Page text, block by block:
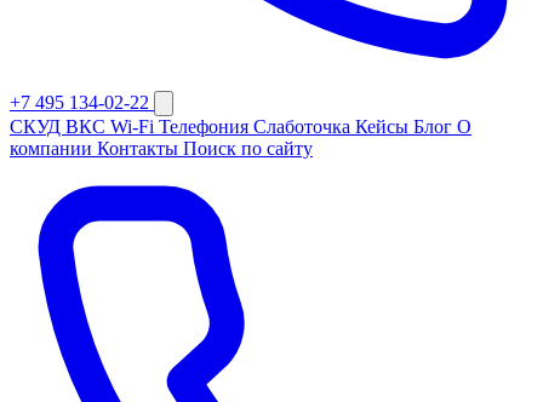
+7 495 134-02-22
СКУД ВКС Wi-Fi Телефония Слаботочка Кейсы Блог О
компании Контакты Поиск по сайту